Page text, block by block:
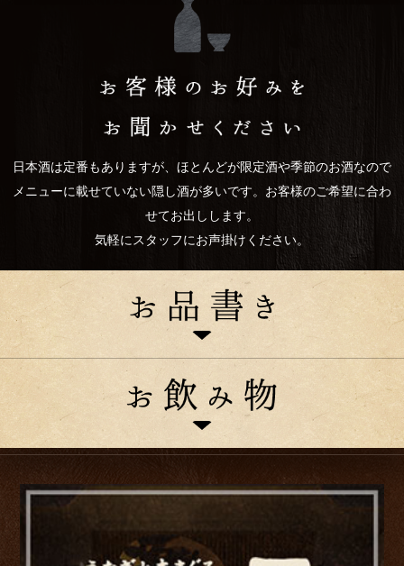
日本酒は定番もありますが、ほとんどが限定酒や季節のお酒なので
メニューに載せていない隠し酒が多いです。お客様のご希望に合わ
せてお出しします。
気軽にスタッフにお声掛けください。